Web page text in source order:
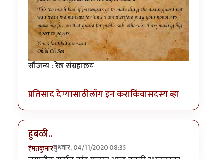
सौजन्य : रेल संग्रहालय
प्रतिसाद देण्यासाठीलॉग इन कराकिंवासदस्य व्हा
हुबळी..
हेमंतकुमारबुधवार, 04/11/2020 08:35